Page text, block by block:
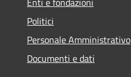
Politici
Personale Amministrativo
Documenti e dati